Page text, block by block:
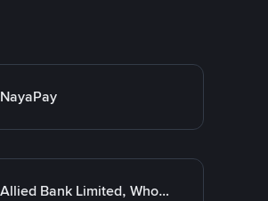
NayaPay
Allied Bank Limited, Wholesale Branch